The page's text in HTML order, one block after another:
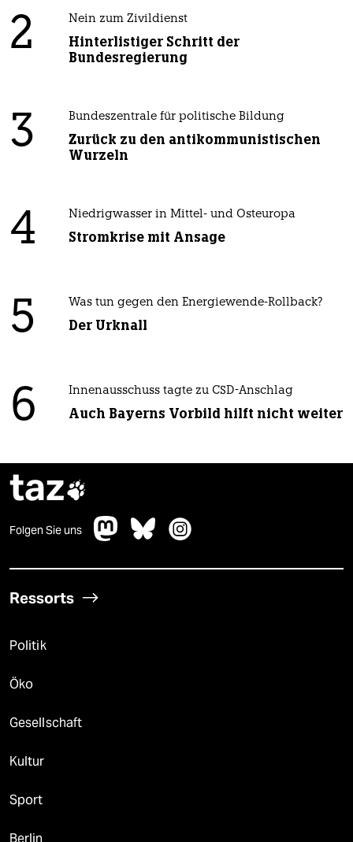
2 Nein zum Zivildienst
Hinterlistiger Schritt der
Bundesregierung
3 Bundeszentrale für politische Bildung
Zurück zu den antikommunistischen
Wurzeln
4 Niedrigwasser in Mittel- und Osteuropa
Stromkrise mit Ansage
5 Was tun gegen den Energiewende-Rollback?
Der Urknall
6 Innenausschuss tagte zu CSD-Anschlag
Auch Bayerns Vorbild hilft nicht weiter
taz
Folgen Sie uns
Ressorts
Politik
Öko
Gesellschaft
Kultur
Sport
Berlin